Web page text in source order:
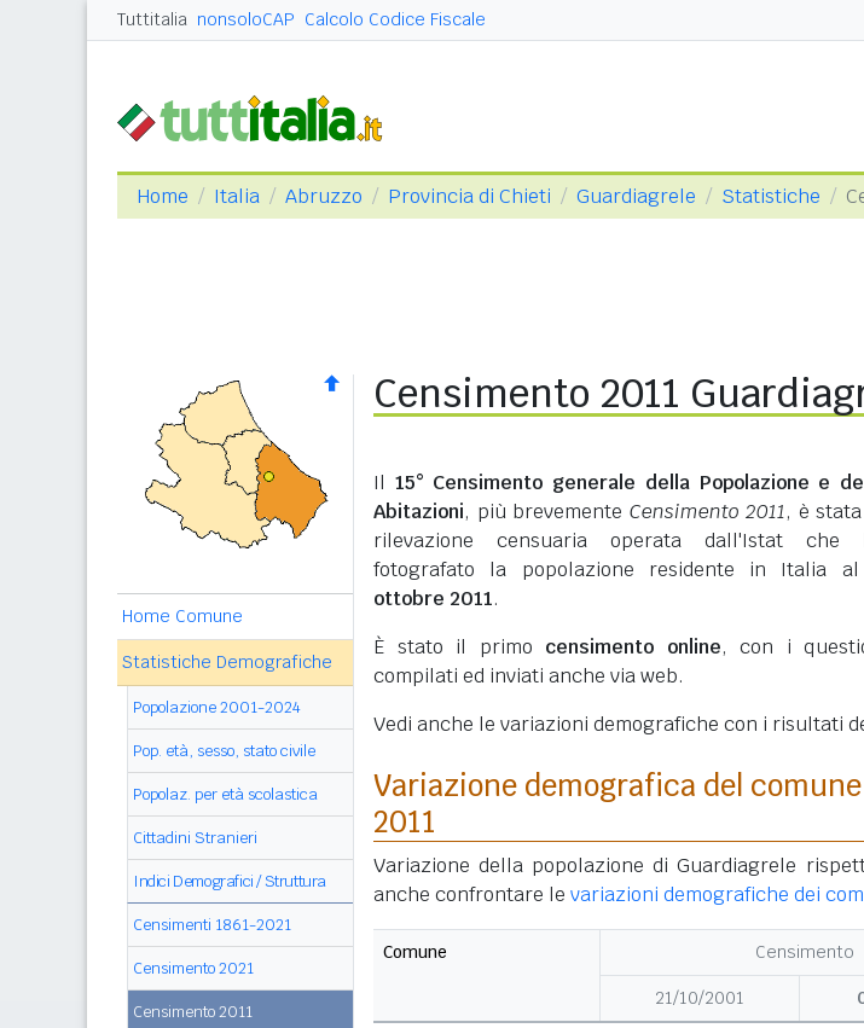
Tuttitalia nonsoloCAP Calcolo Codice Fiscale
Home Italia Abruzzo Provincia di Chieti Guardiagrele Statistiche
Home Comune
Statistiche Demografiche
Popolazione 2001-2024
Pop. età, sesso, stato civile
Popolaz. per età scolastica
Cittadini Stranieri
Indici Demografici / Struttura
Censimenti 1861-2021
Censimento 2021
Censimento 2011
Censimento 2011
Il 15° Censimento generale della Popolazione e
Abitazioni, più brevemente Censimento 2011, è
rilevazione censuaria operata dall'Istat che
fotografato la popolazione residente in Italia al
ottobre 2011.
È stato il primo censimento online, con i
compilati ed inviati anche via web.
Vedi anche le variazioni demografiche con i risultati
Variazione demografica del
2011
Variazione della popolazione di Guardiagrele
anche confrontare le variazioni demografiche dei
Comune Censimento
21/10/2001